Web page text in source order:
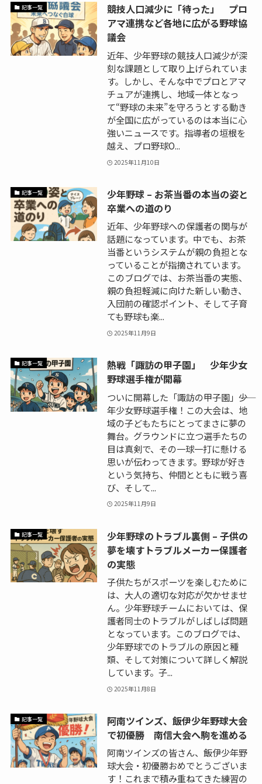
記事一覧
競技人口減少に「待った」 プロ
アマ連携など各地に広がる野球協
議会
近年、少年野球の競技人口減少が深
刻な課題として取り上げられていま
す。しかし、そんな中でプロとアマ
チュアが連携し、地域一体となっ
て“野球の未来”を守ろうとする動き
が全国に広がっているのは本当に心
強いニュースです。指導者の垣根を
越え、プロ野球O...
2025年11月10日
記事一覧
少年野球 – お茶当番の本当の姿と
卒業への道のり
近年、少年野球への保護者の関与が
話題になっています。中でも、お茶
当番というシステムが親の負担とな
っていることが指摘されています。
このブログでは、お茶当番の実態、
親の負担軽減に向けた新しい動き、
入団前の確認ポイント、そして子育
ても野球も楽...
2025年11月9日
記事一覧
熱戦「諏訪の甲子園」 少年少女
野球選手権が開幕
ついに開幕した「諏訪の甲子園」――少
年少女野球選手権！この大会は、地
域の子どもたちにとってまさに夢の
舞台。グラウンドに立つ選手たちの
目は真剣で、その一球一打に懸ける
思いが伝わってきます。野球が好き
という気持ち、仲間とともに戦う喜
び、そして...
2025年11月9日
記事一覧
少年野球のトラブル裏側 – 子供の
夢を壊すトラブルメーカー保護者
の実態
子供たちがスポーツを楽しむために
は、大人の適切な対応が欠かせませ
ん。少年野球チームにおいては、保
護者同士のトラブルがしばしば問題
となっています。このブログでは、
少年野球でのトラブルの原因と種
類、そして対策について詳しく解説
しています。子...
2025年11月8日
記事一覧
阿南ツインズ、飯伊少年野球大会
で初優勝 南信大会へ駒を進める
阿南ツインズの皆さん、飯伊少年野
球大会・初優勝おめでとうございま
す！これまで積み重ねてきた練習の